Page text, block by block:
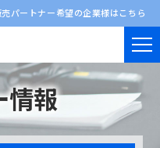
売パートナー希望の企業様はこちら
情報